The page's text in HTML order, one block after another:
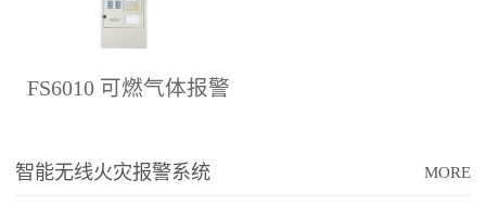
FS6010 可燃气体报警
智能无线火灾报警系统 MORE